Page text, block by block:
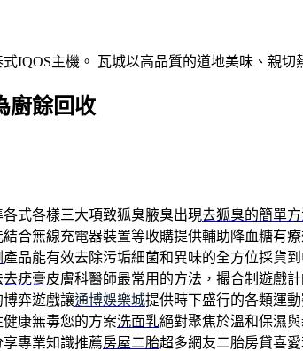
IQOS主機。 瓦城以高品質的道地美味、親
廚餘回收
式各樣三大項致狐臭腋臭出現去狐臭的簡單方
結合無線充電器裝置等收購提供輔助降血糖有
產品能有效去除污垢細菌和異味的全方位採貨
去疣膏皮膚科醫師最常用的方法，撮合制遊戲
弈遊戲讓通博娛樂城提供時下盛行的各類運
康無毒您的方案洗面乳絕對聚焦於溫和保濕
專業知識推薦房屋二胎超多網友二胎房貸喜